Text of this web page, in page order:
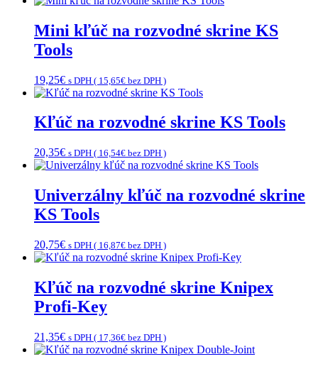
Mini kľúč na rozvodné skrine KS
Tools
19,25€ s DPH ( 15,65€ bez DPH )
Kľúč na rozvodné skrine KS Tools
20,35€ s DPH ( 16,54€ bez DPH )
Univerzálny kľúč na rozvodné skrine
KS Tools
20,75€ s DPH ( 16,87€ bez DPH )
Kľúč na rozvodné skrine Knipex
Profi-Key
21,35€ s DPH ( 17,36€ bez DPH )